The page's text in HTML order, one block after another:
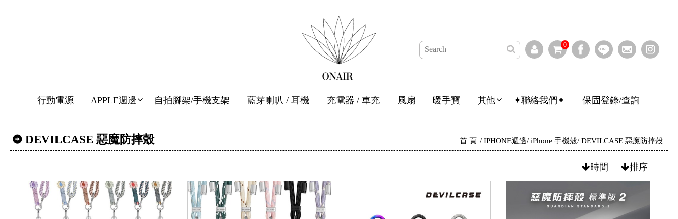
0
行動電源 APPLE週邊 自拍腳架/手機支架 藍芽喇叭 / 耳機 充電器 / 車充 風扇 暖手寶 其他 ✦聯絡我們✦ 保固登錄/查詢
DEVILCASE 惡魔防摔殼 首 頁 IPHONE週邊 iPhone 手機殼 DEVILCASE 惡魔防摔殼
時間 排序